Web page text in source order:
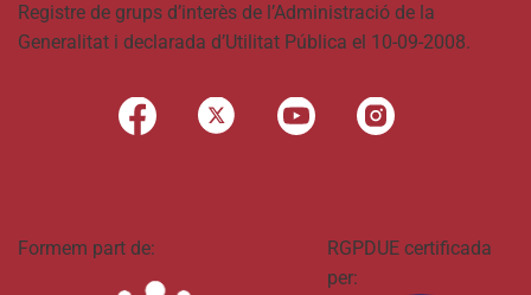
Registre de grups d’interès de l’Administració de la
Generalitat i declarada d’Utilitat Pública el 10-09-2008.
Formem part de:
RGPDUE certificada
per: